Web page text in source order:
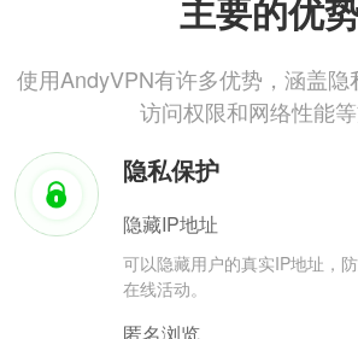
主要的优
使用AndyVPN有许多优势，涵盖隐
访问权限和网络性能
隐私保护
隐藏IP地址
可以隐藏用户的真实IP地址，
在线活动。